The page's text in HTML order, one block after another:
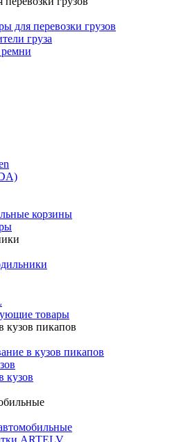
для перевозки грузов
груза
корзины
товары
кузов пикапов
в кузов пикапов
кузов
ARTELV